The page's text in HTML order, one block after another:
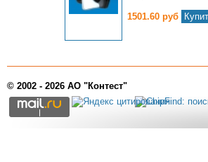
1501.60 руб
© 2002 - 2026 АО "Контест"